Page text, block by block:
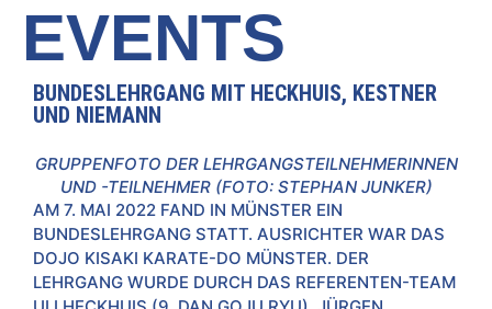
EVENTS
BUNDESLEHRGANG MIT HECKHUIS, KESTNER
UND NIEMANN
GRUPPENFOTO DER LEHRGANGSTEILNEHMERINNEN
UND -TEILNEHMER (FOTO: STEPHAN JUNKER)
AM 7. MAI 2022 FAND IN MÜNSTER EIN
BUNDESLEHRGANG STATT. AUSRICHTER WAR DAS
DOJO KISAKI KARATE-DO MÜNSTER. DER
LEHRGANG WURDE DURCH DAS REFERENTEN-TEAM